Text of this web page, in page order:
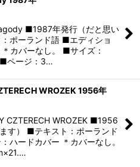
■1987年発行（だと思い
ポーランド語 ■エディショ
カバーなし。 ■サイズ：
ページ：3…
WROZEK 1956年
CZTERECH WROZEK ■1956
す） ■テキスト：ポーランド
ハードカバー ＊カバーなし。